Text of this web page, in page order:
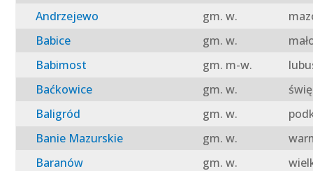
Andrzejewo
gm. w.
Babice
gm. w.
Babimost
gm. m-w.
Baćkowice
gm. w.
Baligród
gm. w.
Banie Mazurskie
gm. w.
Baranów
gm. w.